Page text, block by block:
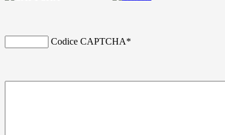
Codice CAPTCHA*